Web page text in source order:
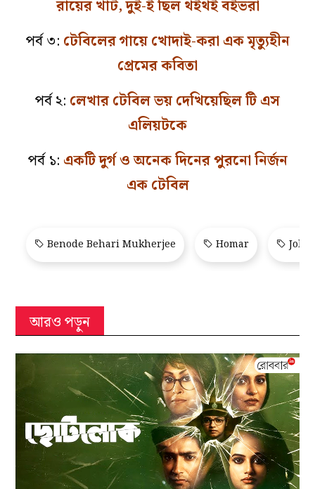
রায়ের খাট, দুই-ই ছিল থইথই বইভরা
পর্ব ৩: টেবিলের গায়ে খোদাই-করা এক মৃত্যুহীন
প্রেমের কবিতা
পর্ব ২: লেখার টেবিল ভয় দেখিয়েছিল টি এস
এলিয়টকে
পর্ব ১: একটি দুর্গ ও অনেক দিনের পুরনো নির্জন
এক টেবিল
Benode Behari Mukherjee Homar
আরও পড়ুন